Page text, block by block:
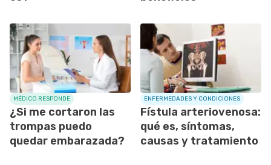
MÉDICO RESPONDE
¿Si me cortaron las
trompas puedo
quedar embarazada?
ENFERMEDADES Y CONDICIONES
Fístula arteriovenosa:
qué es, síntomas,
causas y tratamiento